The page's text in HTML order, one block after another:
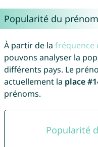
Popularité du
À partir de la fréquence
pouvons analyser la
différents pays. Le
actuellement la place
prénoms.